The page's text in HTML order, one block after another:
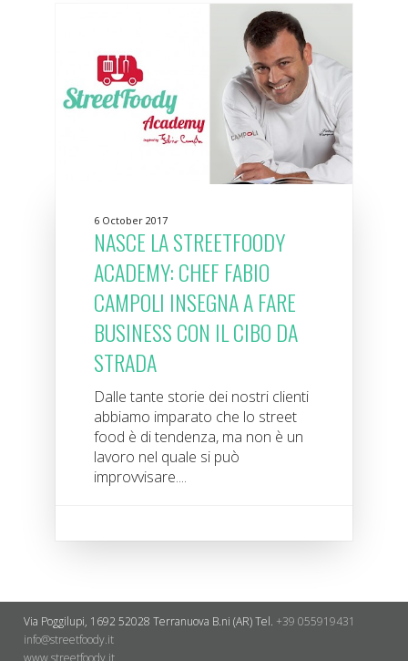
6 October 2017
NASCE LA STREETFOODY
ACADEMY: CHEF FABIO
CAMPOLI INSEGNA A FARE
BUSINESS CON IL CIBO DA
STRADA
Dalle tante storie dei nostri clienti
abbiamo imparato che lo street
food è di tendenza, ma non è un
lavoro nel quale si può
improvvisare....
Via Poggilupi, 1692 52028 Terranuova B.ni (AR)Tel. +39 055919431
info@streetfoody.it